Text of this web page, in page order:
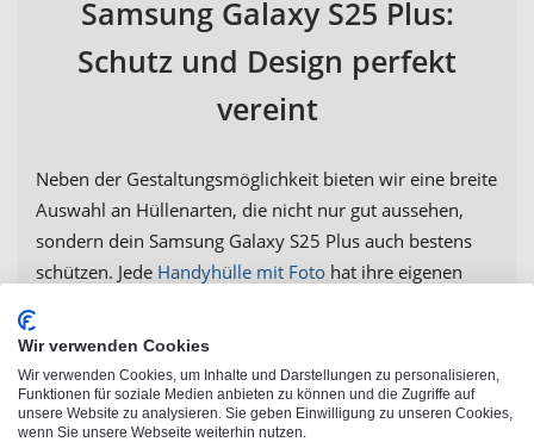
Samsung Galaxy S25 Plus:
Schutz und Design perfekt
vereint
Neben der Gestaltungsmöglichkeit bieten wir eine breite
Auswahl an Hüllenarten, die nicht nur gut aussehen,
sondern dein Samsung Galaxy S25 Plus auch bestens
schützen. Jede Handyhülle mit Foto hat ihre eigenen
die Antworten! Die Softcase-Hülle ist eine der
beliebtesten Varianten. Sie besteht aus stabilem
Kunststoff und besitzt eine metallverstärkte Rückseite
Wir verwenden Cookies
Wir verwenden Cookies, um Inhalte und Darstellungen zu personalisieren,
Funktionen für soziale Medien anbieten zu können und die Zugriffe auf
unsere Website zu analysieren. Sie geben Einwilligung zu unseren Cookies,
wenn Sie unsere Webseite weiterhin nutzen.